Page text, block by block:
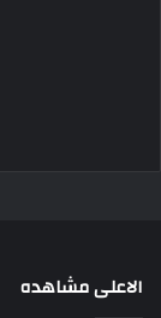
الاعلى مشاهده